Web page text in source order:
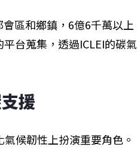
區和鄉鎮，6億6千萬以上
台蒐集，透過ICLEI的碳氣
援
候韌性上扮演重要角色。